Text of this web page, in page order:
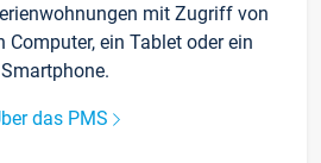
mit Zugriff von
Computer, ein Tablet oder ein
Smartphone.
das PMS